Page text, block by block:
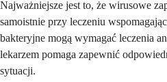
Najważniejsze jest to, że wirusowe
samoistnie przy leczeniu
bakteryjne mogą wymagać leczenia
lekarzem pomaga zapewnić
sytuacji.